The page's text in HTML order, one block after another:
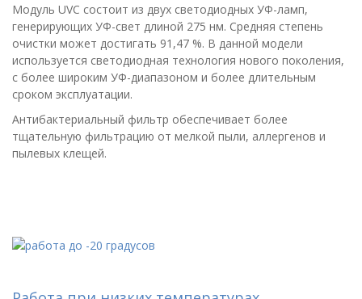
Модуль UVC состоит из двух светодиодных УФ-ламп,
генерирующих УФ-свет длиной 275 нм. Средняя степень
очистки может достигать 91,47 %. В данной модели
используется светодиодная технология нового поколения,
с более широким УФ-диапазоном и более длительным
сроком эксплуатации.
Антибактериальный фильтр обеспечивает более
тщательную фильтрацию от мелкой пыли, аллергенов и
пылевых клещей.